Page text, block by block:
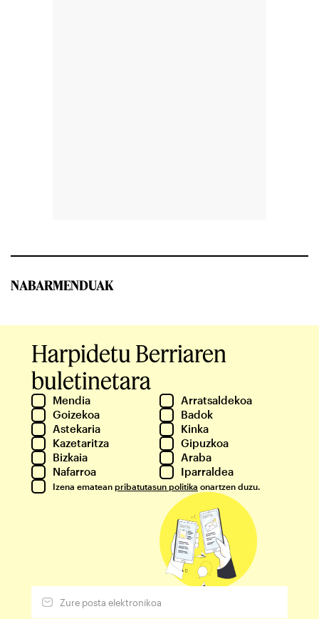
NABARMENDUAK
Harpidetu Berriaren
buletinetara
Mendia
Arratsaldekoa
Goizekoa
Badok
Astekaria
Kinka
Kazetaritza
Gipuzkoa
Bizkaia
Araba
Nafarroa
Iparraldea
Izena ematean pribatutasun politika onartzen duzu.